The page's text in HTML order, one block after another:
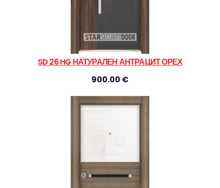
SD 26 HG НАТУРАЛЕН АНТРАЦИТ ОРЕХ
900.00 €